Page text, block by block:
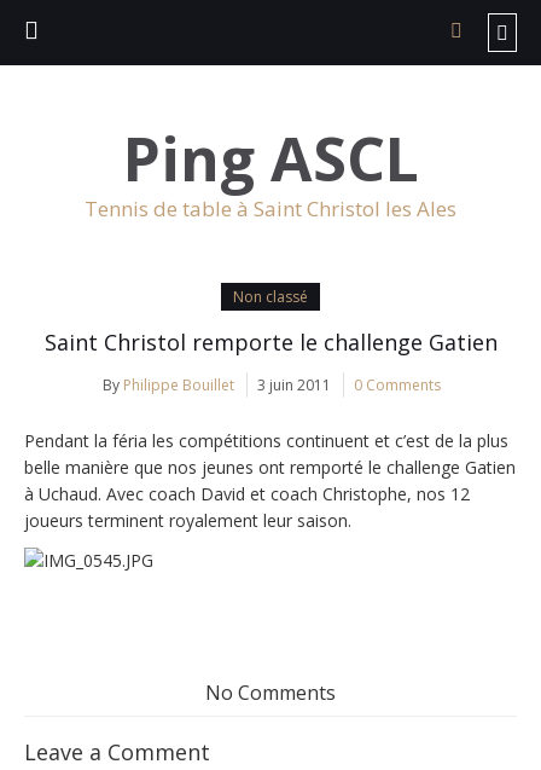
Ping ASCL
Tennis de table à Saint Christol les Ales
Non classé
Saint Christol remporte le challenge Gatien
By Philippe Bouillet 3 juin 2011 0 Comments
Pendant la féria les compétitions continuent et c’est de la plus
belle manière que nos jeunes ont remporté le challenge Gatien
à Uchaud. Avec coach David et coach Christophe, nos 12
joueurs terminent royalement leur saison.
No Comments
Leave a Comment